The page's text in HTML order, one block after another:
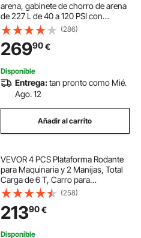
arena, gabinete de chorro de arena
de 227 L de 40 a 120 PSI con
soporte, chorro de arena de acero
resistente con pistola de chorro de
arena y 4 boquillas de cerámica
(286)
26990€
Disponible
Entrega:tan pronto como Mié.
Ago. 12
Añadir al carrito
VEVOR 4 PCS Plataforma Rodante
para Maquinaria y 2 Manijas, Total
Carga de 6 T, Carro para
Maquinaria con Tapa Giratoria de
360° y 4 Ruedas Direccionales,
Equipo de Movimiento Industrial,
Amarillo
(258)
21390€
Disponible